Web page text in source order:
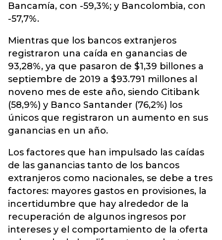
Bancamía, con -59,3%; y Bancolombia, con
-57,7%.
Mientras que los bancos extranjeros
registraron una caída en ganancias de
93,28%, ya que pasaron de $1,39 billones a
septiembre de 2019 a $93.791 millones al
noveno mes de este año, siendo Citibank
(58,9%) y Banco Santander (76,2%) los
únicos que registraron un aumento en sus
ganancias en un año.
Los factores que han impulsado las caídas
de las ganancias tanto de los bancos
extranjeros como nacionales, se debe a tres
factores: mayores gastos en provisiones, la
incertidumbre que hay alrededor de la
recuperación de algunos ingresos por
intereses y el comportamiento de la oferta